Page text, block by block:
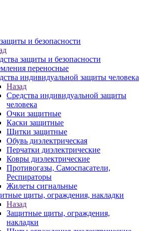
и безопасности
защиты и безопасности
переносные
индивидуальной защиты человека
Назад
Средства индивидуальной защиты
человека
Очки защитные
Каски защитные
Щитки защитные
Обувь диэлектрическая
Перчатки диэлектрические
Ковры диэлектрические
Противогазы, Самоспасатели,
Респираторы
Жилеты сигнальные
щиты, ограждения, накладки
Назад
Защитные щиты, ограждения,
накладки